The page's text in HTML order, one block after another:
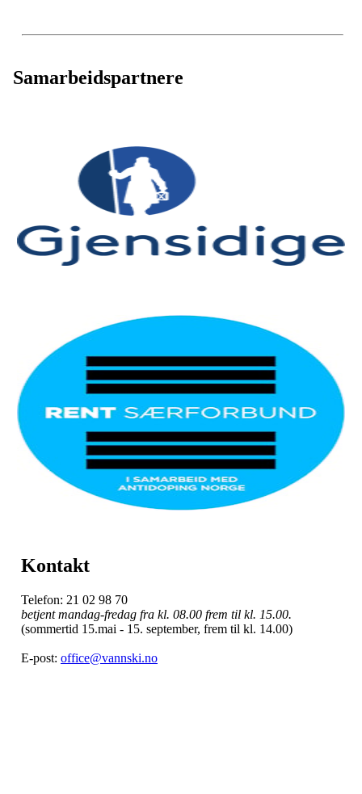
Samarbeidspartnere
Kontakt
Telefon: 21 02 98 70
betjent mandag-fredag fra kl. 08.00 frem til kl. 15.00.
(sommertid 15.mai - 15. september, frem til kl. 14.00)
E-post: office@vannski.no